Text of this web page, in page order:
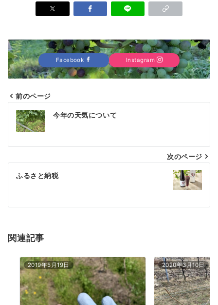
Facebook Instagram
投
稿
ビ
ゲ
シ
ン
前のページ
今年の天気について
次のページ
ふるさと納税
関連記事
2019年5月19日 2020年3月10日